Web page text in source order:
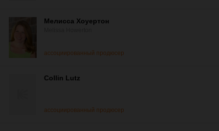
Мелисса Хоуертон
ассоциированный продюсер
Collin Lutz
ассоциированный продюсер